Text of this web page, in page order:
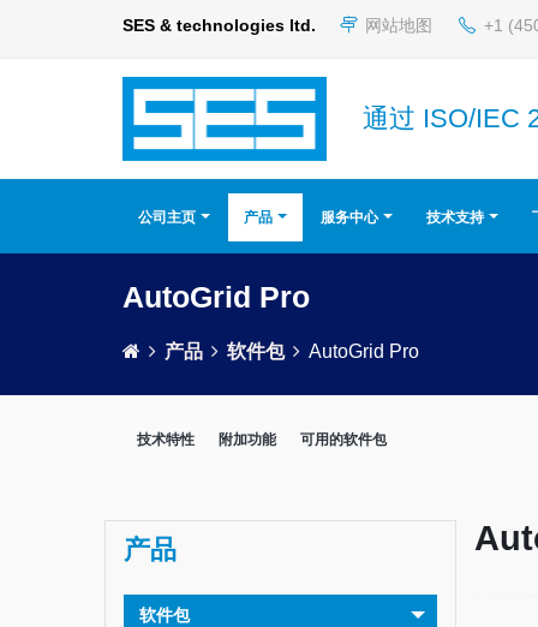
SES & technologies ltd. 网站地图 +1
通过 ISO/IEC
公司主页 产品 服务中心 技术支持
AutoGrid Pro
产品 软件包 AutoGrid Pro
技术特性 附加功能 可用的软件包
产品
软件包